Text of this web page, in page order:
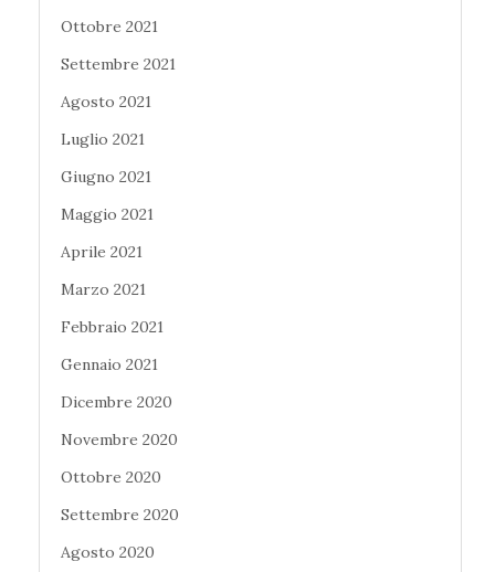
Ottobre 2021
Settembre 2021
Agosto 2021
Luglio 2021
Giugno 2021
Maggio 2021
Aprile 2021
Marzo 2021
Febbraio 2021
Gennaio 2021
Dicembre 2020
Novembre 2020
Ottobre 2020
Settembre 2020
Agosto 2020